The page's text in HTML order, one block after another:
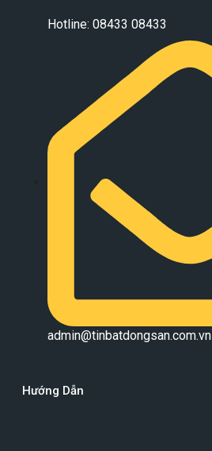
Hotline: 08433 08433
admin@tinbatdongsan.com.vn
Hướng Dẫn